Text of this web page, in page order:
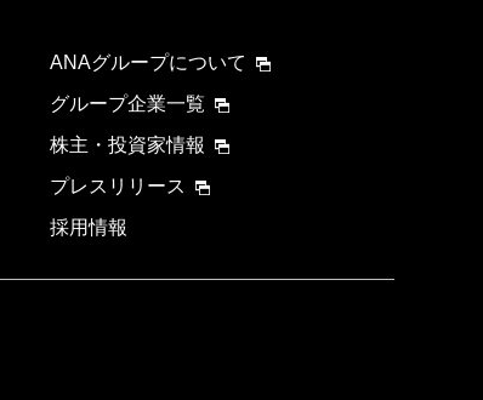
ANAグループについて
グループ企業一覧
株主・投資家情報
プレスリリース
採用情報